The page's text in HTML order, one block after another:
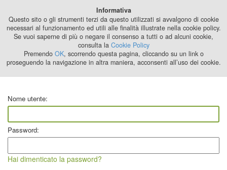
2024
Nome utente:
Password:
Hai dimenticato la password?
Informativa
Questo sito o gli strumenti terzi da questo utilizzati si avvalgono di cookie
necessari al funzionamento ed utili alle finalità illustrate nella cookie policy.
Se vuoi saperne di più o negare il consenso a tutti o ad alcuni cookie,
consulta la Cookie Policy
Premendo OK, scorrendo questa pagina, cliccando su un link o
proseguendo la navigazione in altra maniera, acconsenti all’uso dei cookie.